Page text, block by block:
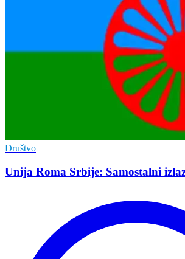
Društvo
Unija Roma Srbije: Samostalni